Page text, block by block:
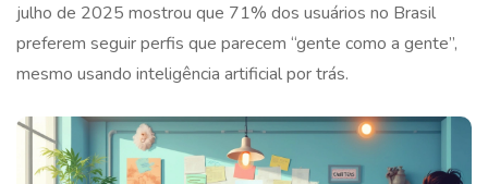
julho de 2025 mostrou que 71% dos usuários no Brasil
preferem seguir perfis que parecem “gente como a gente”,
mesmo usando inteligência artificial por trás.